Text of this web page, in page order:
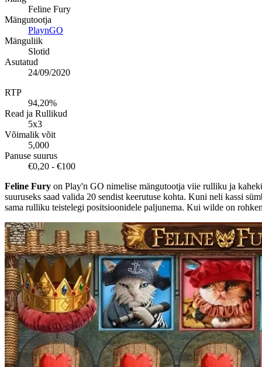
Feline Fury
Mängutootja
PlaynGO
Mänguliik
Slotid
Asutatud
24/09/2020
RTP
94,20%
Read ja Rullikud
5x3
Võimalik võit
5,000
Panuse suurus
€0,20 - €100
Feline Fury on Play'n GO nimelise mängutootja viie rulliku ja
suuruseks saad valida 20 sendist keerutuse kohta. Kuni neli kassi
sama rulliku teistelegi positsioonidele paljunema. Kui wilde on